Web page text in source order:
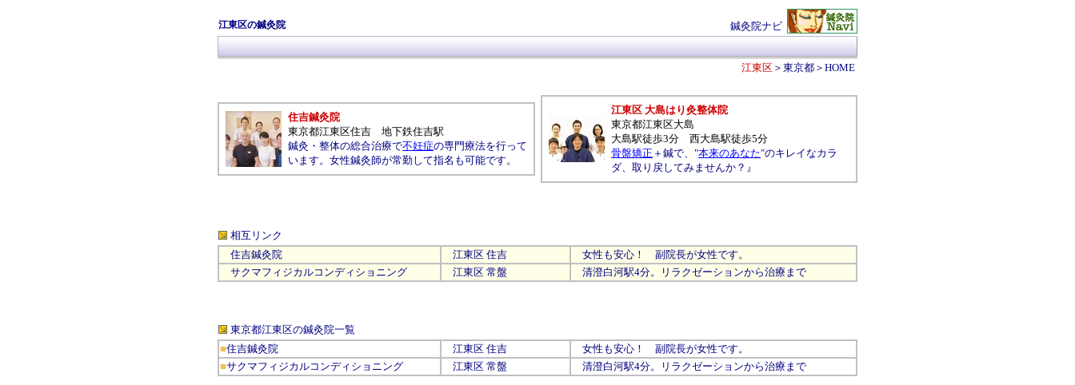
江東区の鍼灸院 鍼灸院ナビ
江東区 ＞ 東京都 ＞ HOME
住吉鍼灸院
東京都江東区住吉 地下鉄住吉駅
鍼灸・整体の総合治療で不妊症の専門療法を行って
います。女性鍼灸師が常勤して指名も可能です。
江東区 大島はり灸整体院
東京都江東区大島
大島駅徒歩3分 西大島駅徒歩5分
骨盤矯正 ＋鍼で、"本来のあなた"のキレイなカラ
ダ、取り戻してみませんか？』
相互リンク
住吉鍼灸院
江東区 住吉
女性も安心！ 副院長が女性です。
サクマフィジカルコンディショニング
江東区 常盤 清澄白河駅4分。リラクゼーションから治療まで
東京都江東区の鍼灸院一覧
■住吉鍼灸院 江東区 住吉
女性も安心！ 副院長が女性です。
■サクマフィジカルコンディショニング 江東区 常盤 清澄白河駅4分。リラクゼーションから治療まで